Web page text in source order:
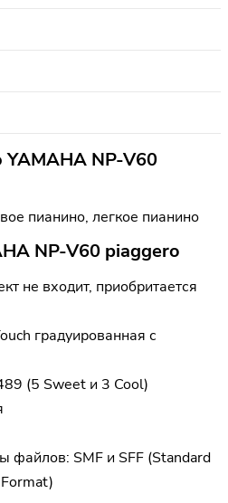
NP-V60
пианино, легкое пианино
NP-V60 piaggero
не входит, приобритается
градуированная с
(5 Sweet и 3 Cool)
SMF и SFF (Standard